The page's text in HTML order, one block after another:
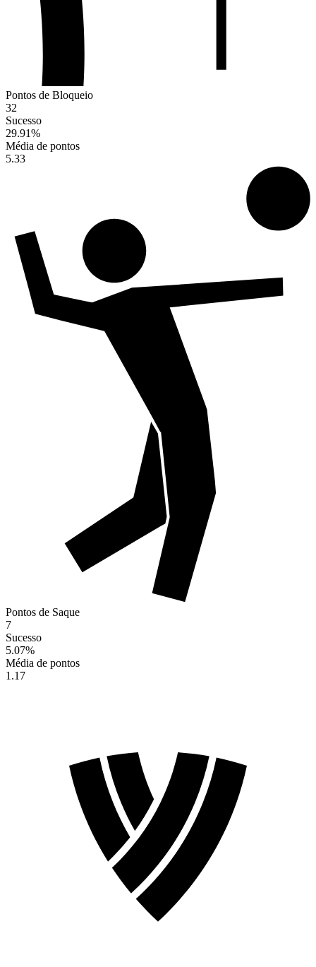
Pontos de Bloqueio
32
Sucesso
29.91%
Média de pontos
5.33
Pontos de Saque
7
Sucesso
5.07%
Média de pontos
1.17